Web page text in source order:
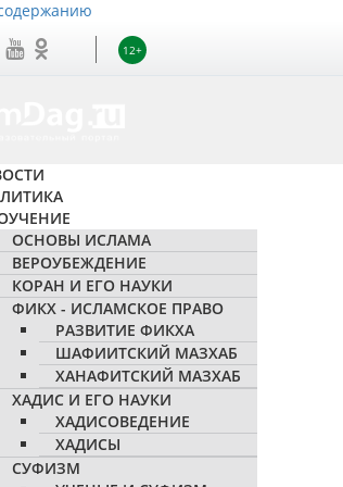
12+
ОСНОВЫ ИСЛАМА
ВЕРОУБЕЖДЕНИЕ
КОРАН И ЕГО НАУКИ
ФИКХ - ИСЛАМСКОЕ ПРАВО
РАЗВИТИЕ ФИКХА
ШАФИИТСКИЙ МАЗХАБ
ХАНАФИТСКИЙ МАЗХАБ
ХАДИС И ЕГО НАУКИ
ХАДИСОВЕДЕНИЕ
ХАДИСЫ
СУФИЗМ